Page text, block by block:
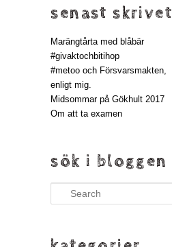
senast skrivet
Marängtårta med blåbär
#givaktochbitihop
#metoo och Försvarsmakten,
enligt mig.
Midsommar på Gökhult 2017
Om att ta examen
sök i bloggen
Search